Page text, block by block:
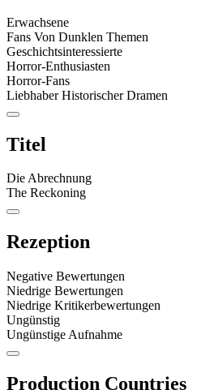
Erwachsene
Fans Von Dunklen Themen
Geschichtsinteressierte
Horror-Enthusiasten
Horror-Fans
Liebhaber Historischer Dramen
Titel
Die Abrechnung
The Reckoning
Rezeption
Negative Bewertungen
Niedrige Bewertungen
Niedrige Kritikerbewertungen
Ungünstig
Ungünstige Aufnahme
Production Countries